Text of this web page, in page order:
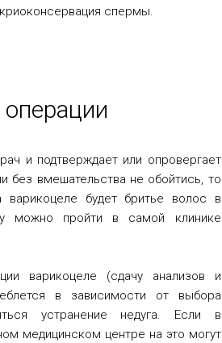
спермы.
операции
и подтверждает или опровергает
без вмешательства не обойтись, то
будет бритье волос в
можно пройти в самой клинике
варикоцеле (сдачу анализов и
в зависимости от выбора
устранение недуга. Если в
медицинском центре на это могут